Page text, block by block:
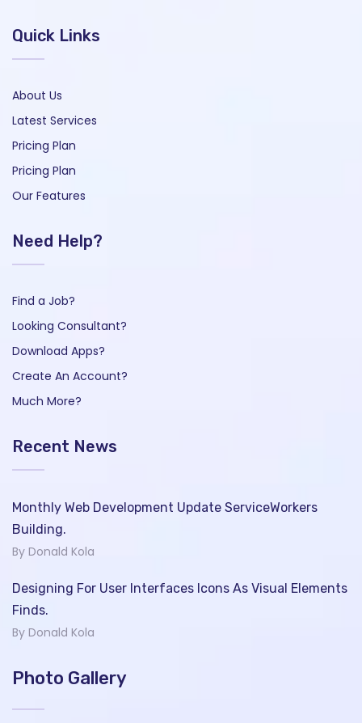
Quick Links
About Us
Latest Services
Pricing Plan
Pricing Plan
Our Features
Need Help?
Find a Job?
Looking Consultant?
Download Apps?
Create An Account?
Much More?
Recent News
Monthly Web Development Update ServiceWorkers
Building.
By Donald Kola
Designing For User Interfaces Icons As Visual Elements
Finds.
By Donald Kola
Photo Gallery